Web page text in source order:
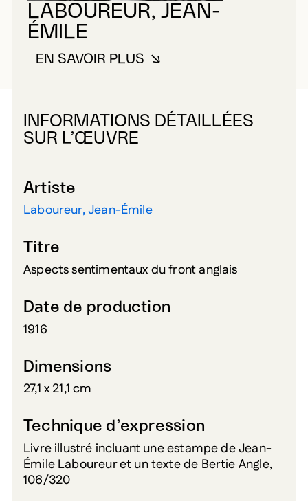
LABOUREUR, JEAN-
ÉMILE
EN SAVOIR PLUSÀ PROPOS DE LABOUREUR,
INFORMATIONS DÉTAILLÉES
SUR L’ŒUVRE
Artiste
Laboureur, Jean-Émile
Titre
Aspects sentimentaux du front anglais
Date de production
1916
Dimensions
27,1 x 21,1 cm
Technique d’expression
Livre illustré incluant une estampe de Jean-
Émile Laboureur et un texte de Bertie Angle,
106/320